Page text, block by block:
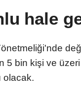
hale
bin kişi ve üzeri
olacak.